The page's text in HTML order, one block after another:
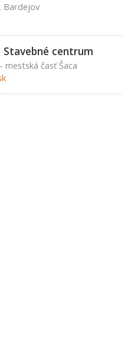
Bardejov
Stavebné centrum
mestská časť Šaca